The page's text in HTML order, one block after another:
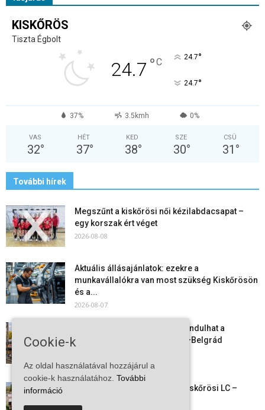
KISKŐRÖS
Tiszta Égbolt
24.7 °C 24.7°
24.7°
37% 3.5kmh 0%
VAS
32°
HÉT
37°
KED
38°
SZE
30°
CSÜ
31 °
További hírek
Megszűnt a kiskőrösi női kézilabdacsapat –
egy korszak ért véget
2026-08-08
Aktuális állásajánlatok: ezekre a
munkavállalókra van most szükség Kiskőrösön
és a...
2026-08-07
Vitézy Dávid: már ősszel újraindulhat a
személyszállítás a Budapest–Belgrád
2026-08-06
Megkezdte a felkészülést a Kiskőrösi LC –
Cookie-k
Az oldal használatával hozzájárul a
cookie-k használatához. További
információ